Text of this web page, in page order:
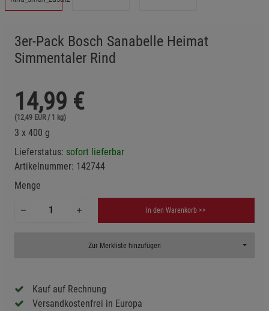
3er-Pack Bosch Sanabelle Heimat
Simmentaler Rind
14,99 €
(12,49 EUR / 1 kg)
3 x 400 g
Lieferstatus: sofort lieferbar
Artikelnummer: 142744
Menge
In den Warenkorb >>
Zur Merkliste hinzufügen Toggle
Kauf auf Rechnung
Versandkostenfrei in Europa